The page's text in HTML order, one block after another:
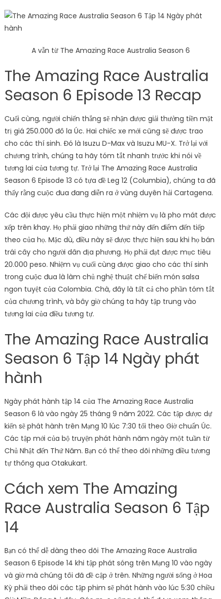
A vẫn từ The Amazing Race Australia Season 6
The Amazing Race Australia
Season 6 Episode 13 Recap
Cuối cùng, người chiến thắng sẽ nhận được giải thưởng tiền mặt
trị giá 250.000 đô la Úc. Hai chiếc xe mới cũng sẽ được trao
cho các thí sinh. Đó là Isuzu D-Max và Isuzu MU-X. Trở lại với
chương trình, chúng ta hãy tóm tắt nhanh trước khi nói về
tương lai của tương tự. Trở lại The Amazing Race Australia
Season 6 Episode 13 có tựa đề Leg 12 (Columbia), chúng ta đã
thấy rằng cuộc đua đang diễn ra ở vùng duyên hải Cartagena.
Các đội được yêu cầu thực hiện một nhiệm vụ là pho mát được
xếp trên khay. Họ phải giao những thứ này đến điểm đến tiếp
theo của họ. Mặc dù, điều này sẽ được thực hiện sau khi họ bán
trái cây cho người dân địa phương. Họ phải đạt được mục tiêu
20.000 peso. Nhiệm vụ cuối cùng được giao cho các thí sinh
trong cuộc đua là làm chủ nghệ thuật chế biến món salsa
ngon tuyệt của Colombia. Chà, đây là tất cả cho phần tóm tắt
của chương trình, và bây giờ chúng ta hãy tập trung vào
tương lai của điều tương tự.
The Amazing Race Australia
Season 6 Tập 14 Ngày phát
hành
Ngày phát hành tập 14 của The Amazing Race Australia
Season 6 là vào ngày 25 tháng 9 năm 2022. Các tập được dự
kiến ​​sẽ phát hành trên Mạng 10 lúc 7:30 tối theo Giờ chuẩn Úc.
Các tập mới của bộ truyện phát hành năm ngày một tuần từ
Chủ Nhật đến Thứ Năm. Bạn có thể theo dõi những điều tương
tự thông qua Otakukart.
Cách xem The Amazing
Race Australia Season 6 Tập
14
Bạn có thể dễ dàng theo dõi The Amazing Race Australia
Season 6 Episode 14 khi tập phát sóng trên Mạng 10 vào ngày
và giờ mà chúng tôi đã đề cập ở trên. Những người sống ở Hoa
Kỳ phải theo dõi các tập phim sẽ phát hành vào lúc 5:30 chiều